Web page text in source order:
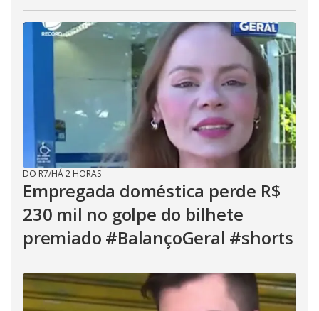
DO R7/HÁ 2 HORAS
Empregada doméstica perde R$
230 mil no golpe do bilhete
premiado #BalançoGeral #shorts